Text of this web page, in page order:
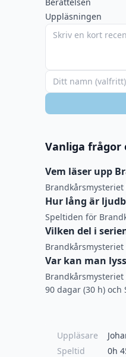
Uppläsningen
Vanliga frågor
Vem läser upp
Brandkårsmysteriet
Hur lång är
Speltiden för
Vilken del i
Var kan man
Brandkårsmysteriet
90 dagar (30 h) och
Uppläsare
Speltid
0h